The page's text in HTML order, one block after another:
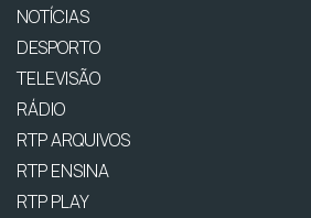
NOTÍCIAS
DESPORTO
TELEVISÃO
RÁDIO
RTP ARQUIVOS
RTP ENSINA
RTP PLAY